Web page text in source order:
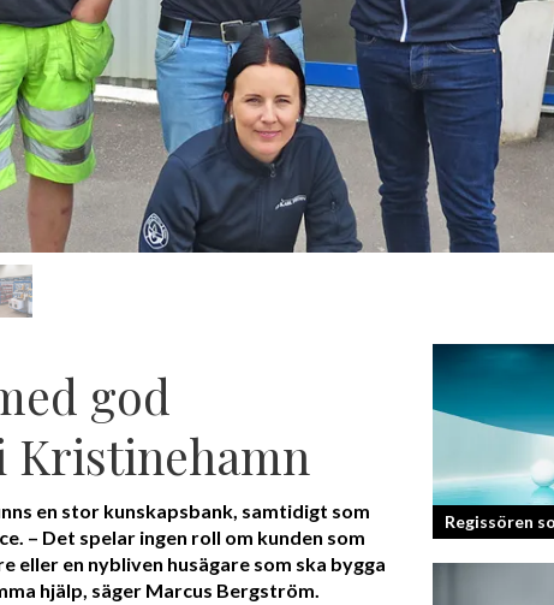
god
Kristinehamn
en stor kunskapsbank, samtidigt som
– Det spelar ingen roll om kunden som
eller en nybliven husägare som ska bygga
hjälp, säger Marcus Bergström.
Regissören
Fotografen